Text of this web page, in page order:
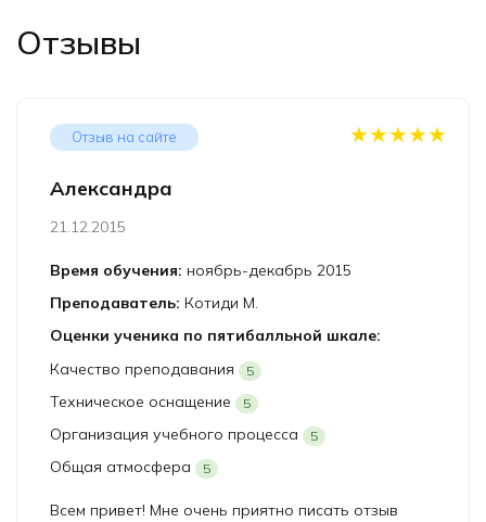
Отзывы
Отзыв на сайте
Александра
21.12.2015
★★★★★
Время обучения: ноябрь-декабрь 2015
Преподаватель: Котиди М.
Оценки ученика по пятибалльной шкале:
Качество преподавания
5
Техническое оснащение 5
Организация учебного процесса 5
Общая атмосфера 5
Всем привет! Мне очень приятно писать отзыв